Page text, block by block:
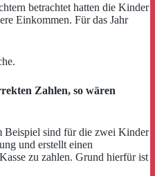
betrachtet hatten die Kinder
Einkommen. Für das Jahr
Zahlen, so wären
Beispiel sind für die zwei Kinder
und erstellt einen
zu zahlen. Grund hierfür ist